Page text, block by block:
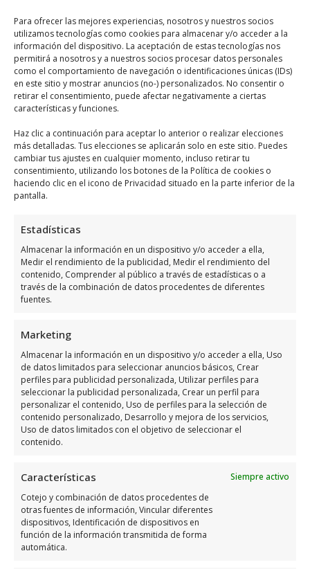
Para ofrecer las mejores experiencias, nosotros y nuestros socios
utilizamos tecnologías como cookies para almacenar y/o acceder a la
información del dispositivo. La aceptación de estas tecnologías nos
permitirá a nosotros y a nuestros socios procesar datos personales
como el comportamiento de navegación o identificaciones únicas (IDs)
en este sitio y mostrar anuncios (no-) personalizados. No consentir o
retirar el consentimiento, puede afectar negativamente a ciertas
características y funciones.
Haz clic a continuación para aceptar lo anterior o realizar elecciones
más detalladas. Tus elecciones se aplicarán solo en este sitio. Puedes
cambiar tus ajustes en cualquier momento, incluso retirar tu
consentimiento, utilizando los botones de la Política de cookies o
haciendo clic en el icono de Privacidad situado en la parte inferior de la
pantalla.
Estadísticas
Almacenar la información en un dispositivo y/o acceder a ella,
Medir el rendimiento de la publicidad, Medir el rendimiento del
contenido, Comprender al público a través de estadísticas o a
través de la combinación de datos procedentes de diferentes
fuentes.
Marketing
Almacenar la información en un dispositivo y/o acceder a ella, Uso
de datos limitados para seleccionar anuncios básicos, Crear
perfiles para publicidad personalizada, Utilizar perfiles para
seleccionar la publicidad personalizada, Crear un perfil para
personalizar el contenido, Uso de perfiles para la selección de
contenido personalizado, Desarrollo y mejora de los servicios,
Uso de datos limitados con el objetivo de seleccionar el
contenido.
Características
Siempre activo
Cotejo y combinación de datos procedentes de
otras fuentes de información, Vincular diferentes
dispositivos, Identificación de dispositivos en
función de la información transmitida de forma
automática.
Costa con la playa de La Zenia,
pasando por varios centros
comerciales y zonas residenciales.
Línea 2:Une el área de Cabo Roig con
el centro histórico de Orihuela, ideal
para quienes desean explorar la
cultura local.
Línea 3:Va desde Punta Prima hasta
Campoamor, cubriendo una amplia
franja costera y ofreciendo vistas
Servicios de transporte
privado en Orihuela Costa
Además del transporte público, Orihuela
transporte privado
convenientes para ciertos viajeros. Entre
estos servicios se incluyen:
Alquiler de coches:Varias empresas
ofrecen alquiler de coches,
permitiendo a los visitantes explorar
Servicios de ride-sharing:
Aplicaciones como Uber y Cabify
están disponibles en la zona,
proporcionando una alternativa